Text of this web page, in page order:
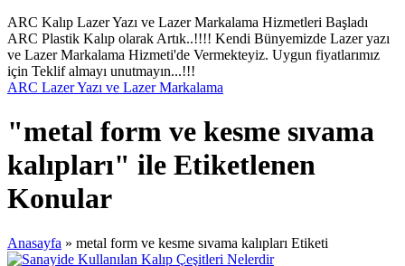
ARC Kalıp Lazer Yazı ve Lazer Markalama Hizmetleri Başladı
ARC Plastik Kalıp olarak Artık..!!!! Kendi Bünyemizde Lazer yazı
ve Lazer Markalama Hizmeti'de Vermekteyiz. Uygun fiyatlarımız
için Teklif almayı unutmayın...!!!
ARC Lazer Yazı ve Lazer Markalama
"metal form ve kesme sıvama
kalıpları" ile Etiketlenen
Konular
Anasayfa » metal form ve kesme sıvama kalıpları Etiketi